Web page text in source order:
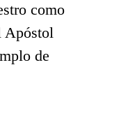
como
Apóstol
de